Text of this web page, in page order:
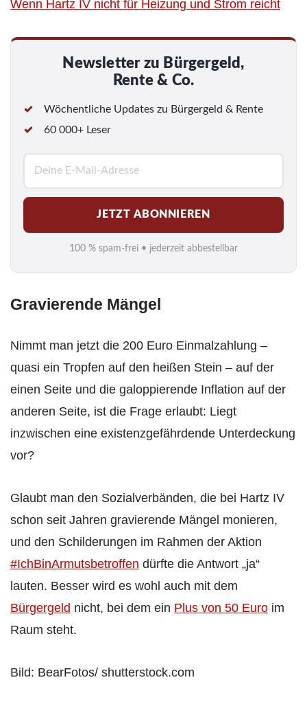
Wenn Hartz IV nicht für Heizung und Strom reicht
Newsletter zu Bürgergeld,
Rente & Co.
Wöchentliche Updates zu Bürgergeld & Rente
60 000+ Leser
M
a
i
l
*
JETZT ABONNIEREN
100 % spam-frei • jederzeit abbestellbar
Gravierende Mängel
Nimmt man jetzt die 200 Euro Einmalzahlung –
quasi ein Tropfen auf den heißen Stein – auf der
einen Seite und die galoppierende Inflation auf der
anderen Seite, ist die Frage erlaubt: Liegt
inzwischen eine existenzgefährdende Unterdeckung
vor?
Glaubt man den Sozialverbänden, die bei Hartz IV
schon seit Jahren gravierende Mängel monieren,
und den Schilderungen im Rahmen der Aktion
#IchBinArmutsbetroffen dürfte die Antwort „ja“
lauten. Besser wird es wohl auch mit dem
Bürgergeld nicht, bei dem ein Plus von 50 Euro im
Raum steht.
Bild: BearFotos/ shutterstock.com